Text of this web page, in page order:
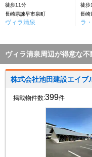
徒歩11分
長崎県諫早市泉町
ヴィラ清泉
徒歩
長崎
ラ
ヴィラ清泉周辺が得意な不
株式会社池田建設エイブ
掲載物件数:399件